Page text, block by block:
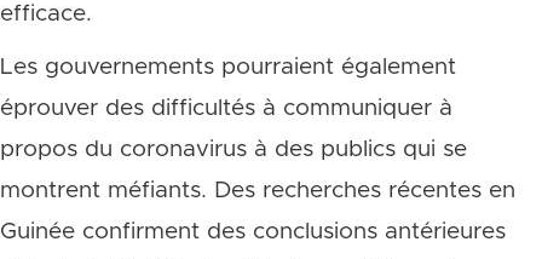
efficace.
Les gouvernements pourraient également
éprouver des difficultés à communiquer à
propos du coronavirus à des publics qui se
montrent méfiants. Des recherches récentes en
Guinée confirment des conclusions antérieures